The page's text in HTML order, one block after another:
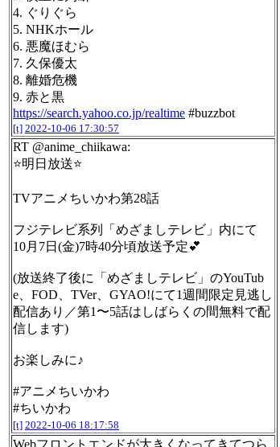
4. ぐりぐら
5. NHKホール
6. 悪魔ほむら
7. 久保優太
8. 離婚危機
9. 赤と黒
https://search.yahoo.co.jp/realtime #buzzbot
[t] 2022-10-06 17:30:57
RT @anime_chiikawa:
⭐️明日放送⭐️
TVアニメちいかわ第28話
フジテレビ系列「めざましテレビ」内にて
10月7日(金)7時40分頃放送予定💕
(放送終了後に「めざましテレビ」のYouTub
e、FOD、TVer、GYAO!にて1週間限定見逃し
配信あり／第1〜5話はしばらくの間無料で配
信します)
お楽しみに♪
#アニメちいかわ
#ちいかわ
[t] 2022-10-06 18:17:58